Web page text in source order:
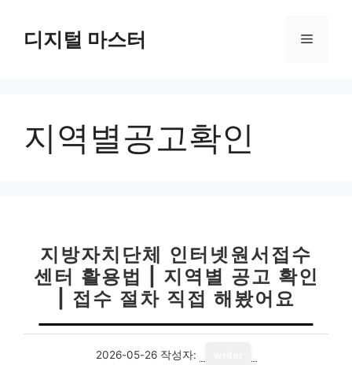
디지털 마스터 메
지역별공고확인
지방자치단체 인터넷원서접수
센터 활용법 | 지역별 공고 확인
| 접수 절차 직접 해봤어요
2026-05-26 작성자: